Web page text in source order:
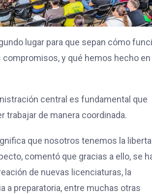
lugar para que sepan cómo
y qué hemos hecho en
central es fundamental que
trabajar de manera coordinada.
que nosotros tenemos la
comentó que gracias a ello, se
de nuevas licenciaturas, la
a preparatoria, entre muchas otras